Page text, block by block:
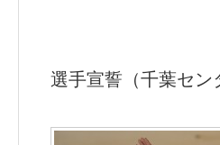
選手宣誓（千葉セ